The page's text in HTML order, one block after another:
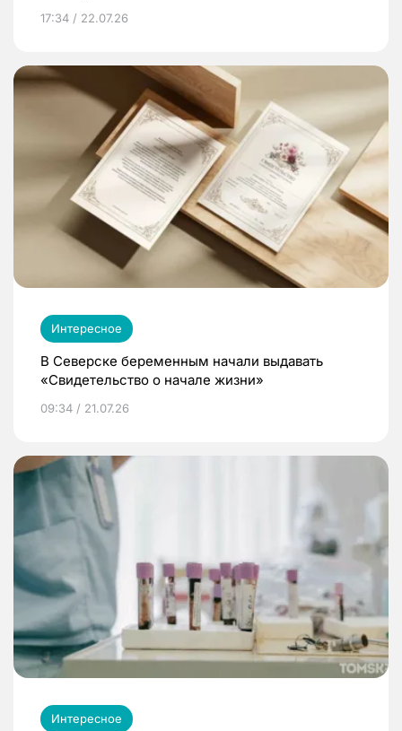
17:34 / 22.07.26
Интересное
В Северске беременным начали выдавать
«Свидетельство о начале жизни»
09:34 / 21.07.26
Интересное